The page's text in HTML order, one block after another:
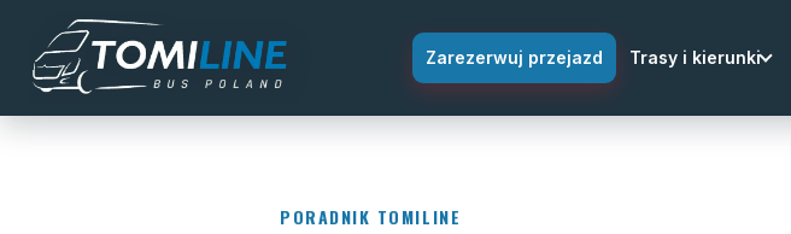
Przejdź do treści
Zarezerwuj przejazd Trasy i kierunki
PORADNIK TOMILINE